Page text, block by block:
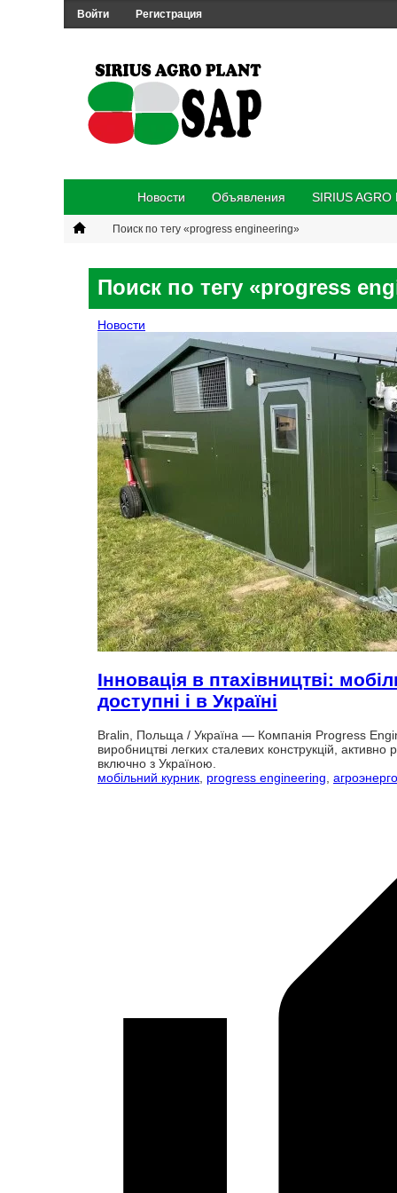
Войти Регистрация
Новости Объявления SIRIUS AGRO
Поиск по тегу «progress engineering»
Поиск по тегу «progress
Новости
Інновація в птахівництві:
доступні і в Україні
Bralin, Польща / Україна — Компанія Progress
виробництві легких сталевих конструкцій,
включно з Україною.
мобільний курник progress engineering